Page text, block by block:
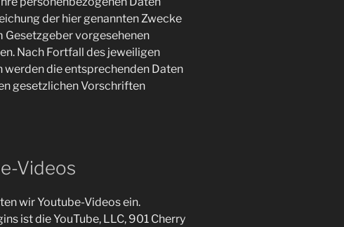
der hier genannten Zwecke
vorgesehenen
Nach Fortfall des jeweiligen
werden die entsprechenden Daten
gesetzlichen Vorschriften
Videos
wir Youtube-Videos ein.
ist die YouTube, LLC, 901 Cherry